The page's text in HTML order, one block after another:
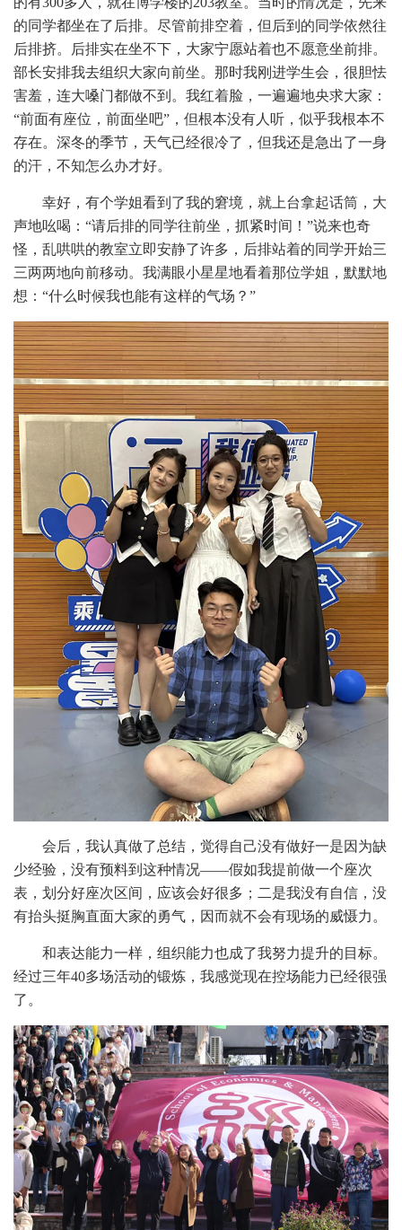
的同学都坐在了后排。尽管前排空着，但后到的同学依然往
后排挤。后排实在坐不下，大家宁愿站着也不愿意坐前排。
部长安排我去组织大家向前坐。那时我刚进学生会，很胆怯
害羞，连大嗓门都做不到。我红着脸，一遍遍地央求大家：
“前面有座位，前面坐吧”，但根本没有人听，似乎我根本不
存在。深冬的季节，天气已经很冷了，但我还是急出了一身
的汗，不知怎么办才好。
幸好，有个学姐看到了我的窘境，就上台拿起话筒，大
声地吆喝：“请后排的同学往前坐，抓紧时间！”说来也奇
怪，乱哄哄的教室立即安静了许多，后排站着的同学开始三
三两两地向前移动。我满眼小星星地看着那位学姐，默默地
想：“什么时候我也能有这样的气场？”
会后，我认真做了总结，觉得自己没有做好一是因为缺
少经验，没有预料到这种情况——假如我提前做一个座次
表，划分好座次区间，应该会好很多；二是我没有自信，没
有抬头挺胸直面大家的勇气，因而就不会有现场的威慑力。
和表达能力一样，组织能力也成了我努力提升的目标。
经过三年40多场活动的锻炼，我感觉现在控场能力已经很强
了。